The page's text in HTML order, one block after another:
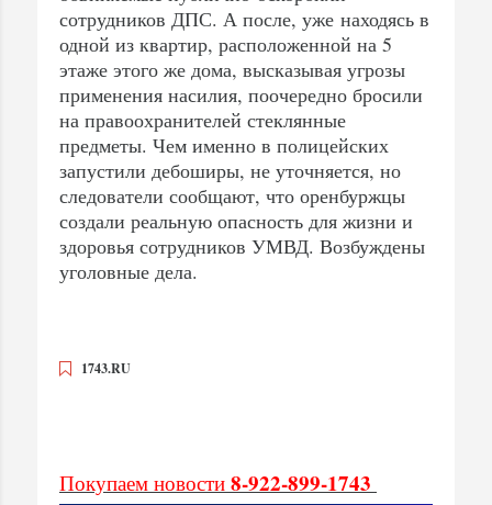
сотрудников ДПС. А после, уже находясь в
одной из квартир, расположенной на 5
этаже этого же дома, высказывая угрозы
применения насилия, поочередно бросили
на правоохранителей стеклянные
предметы. Чем именно в полицейских
запустили дебоширы, не уточняется, но
следователи сообщают, что оренбуржцы
создали реальную опасность для жизни и
здоровья сотрудников УМВД. Возбуждены
уголовные дела.
1743.RU
Покупаем новости 8-922-899-1743